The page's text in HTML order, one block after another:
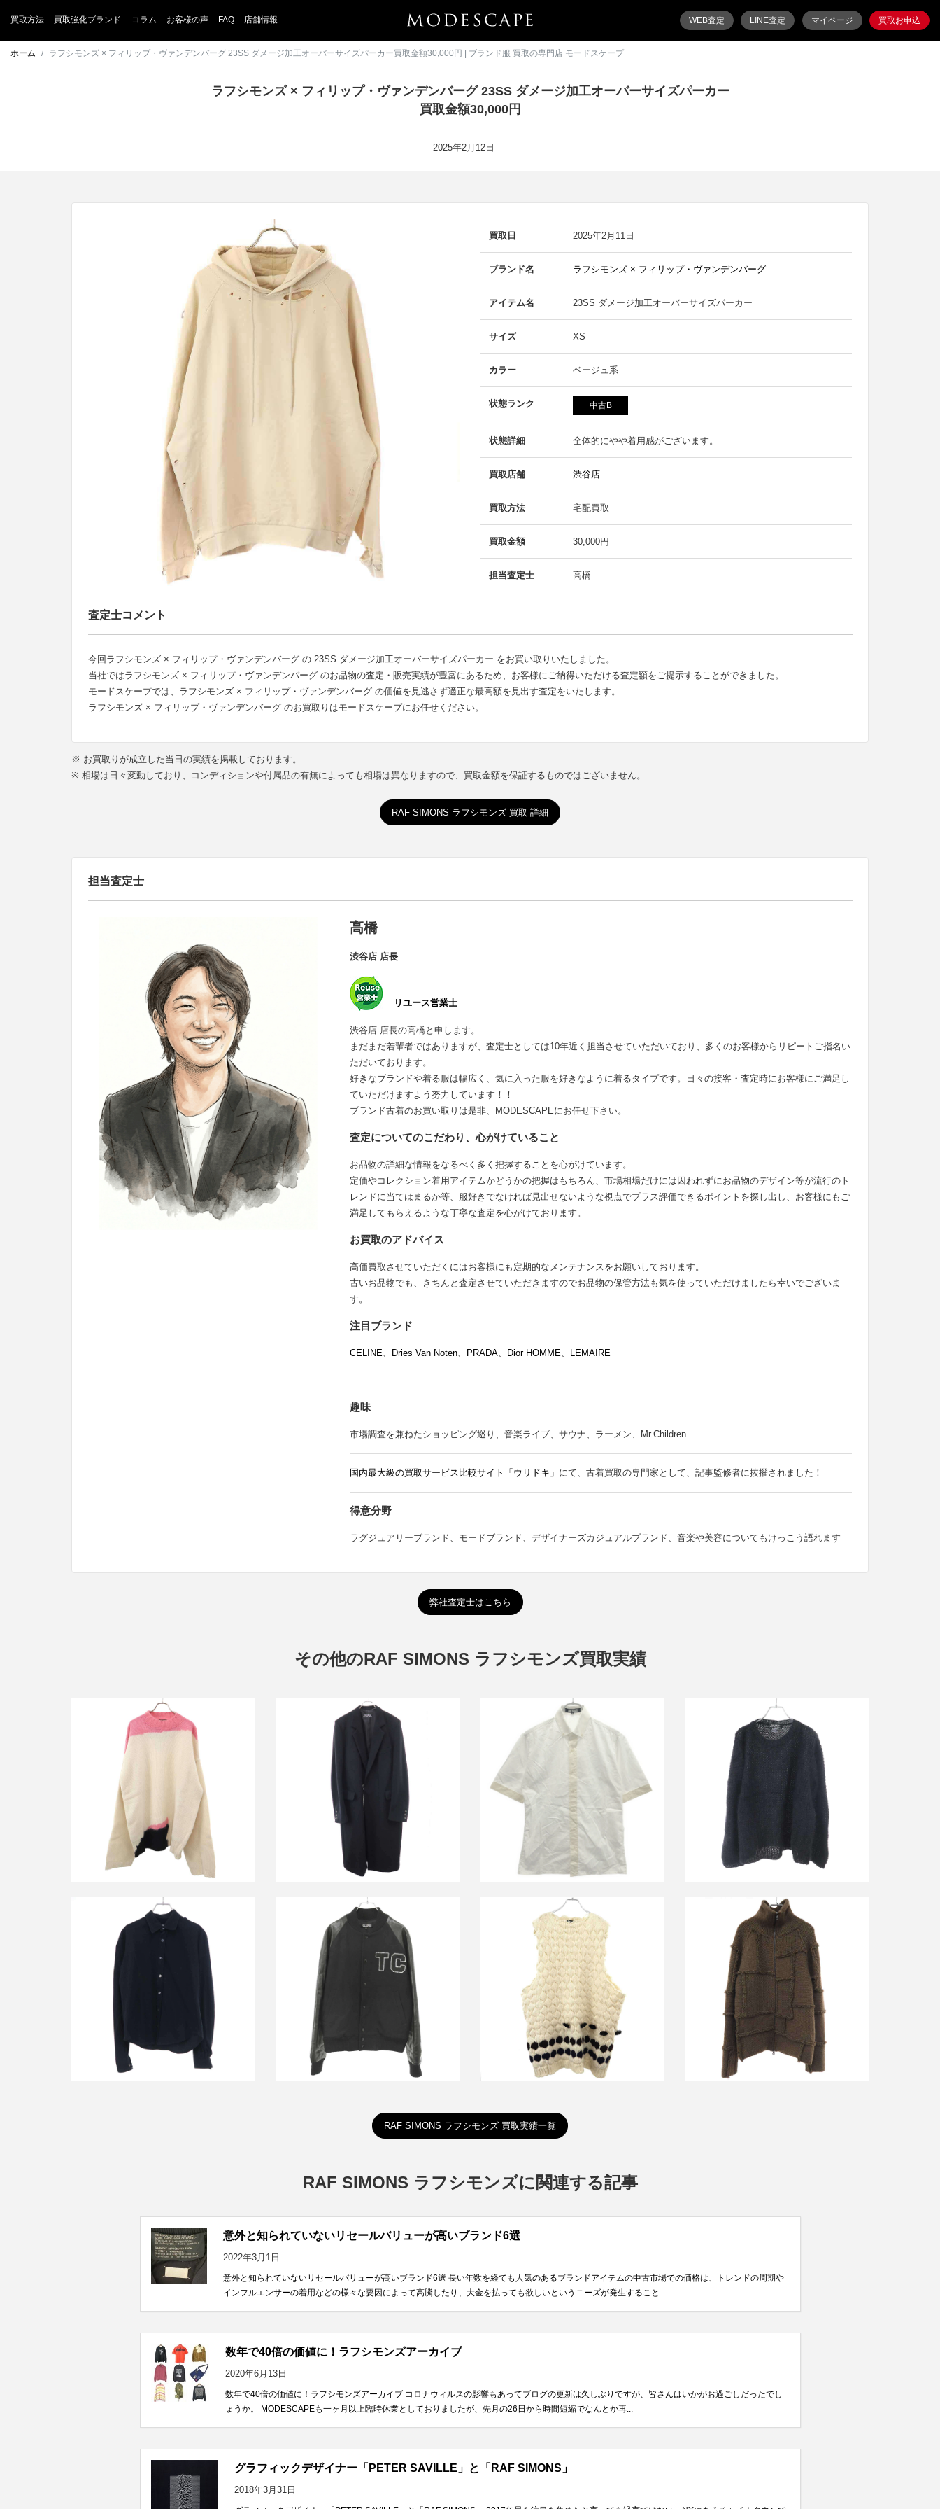
買取方法 買取強化ブランド コラム お客様の声 FAQ 店舗情報 WEB査定 LINE査定 マイページ 買取お申込
ホーム ラフシモンズ × フィリップ・ヴァンデンバーグ 23SS ダメージ加工オーバーサイズパーカー買取金額30,000円 | ブランド服 買取の専門店 モードスケープ
ラフシモンズ × フィリップ・ヴァンデンバーグ 23SS ダメージ加工オーバーサイズパーカー
買取金額30,000円
2025年2月12日
買取日 2025年2月11日
ブランド名 ラフシモンズ × フィリップ・ヴァンデンバーグ
アイテム名 23SS ダメージ加工オーバーサイズパーカー
サイズ XS
カラー ベージュ系
状態ランク 中古B
状態詳細 全体的にやや着用感がございます。
買取店舗 渋谷店
買取方法 宅配買取
買取金額 30,000円
担当査定士 高橋
査定士コメント
今回ラフシモンズ × フィリップ・ヴァンデンバーグ の 23SS ダメージ加工オーバーサイズパーカー をお買い取りいたしました。
当社ではラフシモンズ × フィリップ・ヴァンデンバーグ のお品物の査定・販売実績が豊富にあるため、お客様にご納得いただける査定額をご提示することができました。
モードスケープでは、ラフシモンズ × フィリップ・ヴァンデンバーグ の価値を見逃さず適正な最高額を見出す査定をいたします。
ラフシモンズ × フィリップ・ヴァンデンバーグ のお買取りはモードスケープにお任せください。
※ お買取りが成立した当日の実績を掲載しております。
※ 相場は日々変動しており、コンディションや付属品の有無によっても相場は異なりますので、買取金額を保証するものではございません。
RAF SIMONS ラフシモンズ 買取 詳細
担当査定士
高橋
渋谷店 店長
リユース営業士
渋谷店 店長の高橋と申します。
まだまだ若輩者ではありますが、査定士としては10年近く担当させていただいており、多くのお客様からリピートご指名い
ただいております。
好きなブランドや着る服は幅広く、気に入った服を好きなように着るタイプです。日々の接客・査定時にお客様にご満足し
ていただけますよう努力しています！！
ブランド古着のお買い取りは是非、MODESCAPEにお任せ下さい。
査定についてのこだわり、心がけていること
お品物の詳細な情報をなるべく多く把握することを心がけています。
定価やコレクション着用アイテムかどうかの把握はもちろん、市場相場だけには囚われずにお品物のデザイン等が流行のト
レンドに当てはまるか等、服好きでなければ見出せないような視点でプラス評価できるポイントを探し出し、お客様にもご
満足してもらえるような丁寧な査定を心がけております。
お買取のアドバイス
高価買取させていただくにはお客様にも定期的なメンテナンスをお願いしております。
古いお品物でも、きちんと査定させていただきますのでお品物の保管方法も気を使っていただけましたら幸いでございま
す。
注目ブランド
CELINE Dries Van Noten、 PRADA、 Dior HOMME LEMAIRE
趣味
市場調査を兼ねたショッピング巡り、音楽ライブ、サウナ、ラーメン、Mr.Children
国内最大級の買取サービス比較サイト「ウリドキ」 にて、古着買取の専門家として、記事監修者に抜擢されました！
得意分野
ラグジュアリーブランド、モードブランド、デザイナーズカジュアルブランド、音楽や美容についてもけっこう語れます
弊社査定士はこちら
その他のRAF SIMONS ラフシモンズ買取実績
ラフシモンズ 21AW Oversized Boiled
Knit Sweater オーバーサイズニットセ
詳しく見る
ラフシモンズ 1999AW メルトンウール
ジップチェスターコート
買取金額50,000円
詳しく見る
ラフシモンズ 2003SS ショートスリー
ブシャツ
買取金額20,000円
詳しく見る
ラフシモンズ 1998AW ウールモヘアニ
ットセーター
買取金額21,600円
詳しく見る
ラフシモンズ 1997SS ロングスリーブ
シャツ
ラフシモンズ 2002AW Virginia Creeper
TC Varsity Jacket スタジャン
買取金額150,000円
ラフシモンズ 21AW ウールオーバーサ
イズニットベスト
詳しく見る
ラフシモンズ 2005AW POLTERGEIST
パッチワークフルジップニットカーデ
ィガン
詳しく見る
RAF SIMONS ラフシモンズ 買取実績一覧
RAF SIMONS ラフシモンズに関連する記事
意外と知られていないリセールバリューが高いブランド6選
2022年3月1日
意外と知られていないリセールバリューが高いブランド6選 長い年数を経ても人気のあるブランドアイテムの中古市場での価格は、トレンドの周期や
インフルエンサーの着用などの様々な要因によって高騰したり、大金を払っても欲しいというニーズが発生すること...
数年で40倍の価値に！ラフシモンズアーカイブ
2020年6月13日
数年で40倍の価値に！ラフシモンズアーカイブ コロナウィルスの影響もあってブログの更新は久しぶりですが、皆さんはいかがお過ごしだったでし
ょうか。 MODESCAPEも一ヶ月以上臨時休業としておりましたが、先月の26日から時間短縮でなんとか再...
グラフィックデザイナー「PETER SAVILLE」と「RAF SIMONS」
2018年3月31日